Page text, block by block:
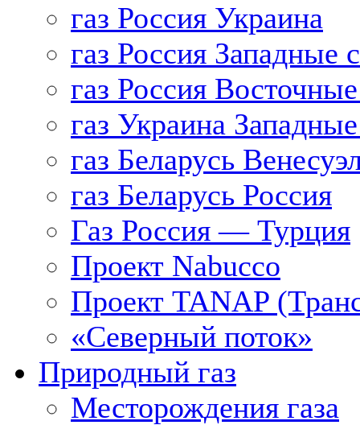
газ Россия Украина
газ Россия Западные
газ Россия
газ Украина
газ Беларусь
газ Беларусь Россия
Газ Россия — Турция
Проект Nabucco
Проект TANAP
«Северный поток»
Природный газ
Месторождения газа